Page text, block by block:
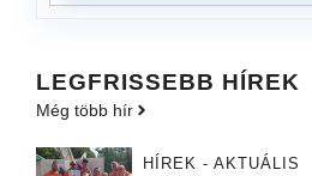
LEGFRISSEBB HÍREK
Még több hír
HÍREK - AKTUÁLIS